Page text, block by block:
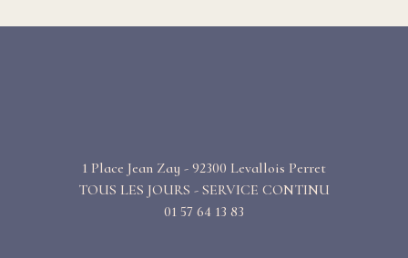
1 Place Jean Zay - 92300 Levallois Perret
TOUS LES JOURS - SERVICE CONTINU
01 57 64 13 83